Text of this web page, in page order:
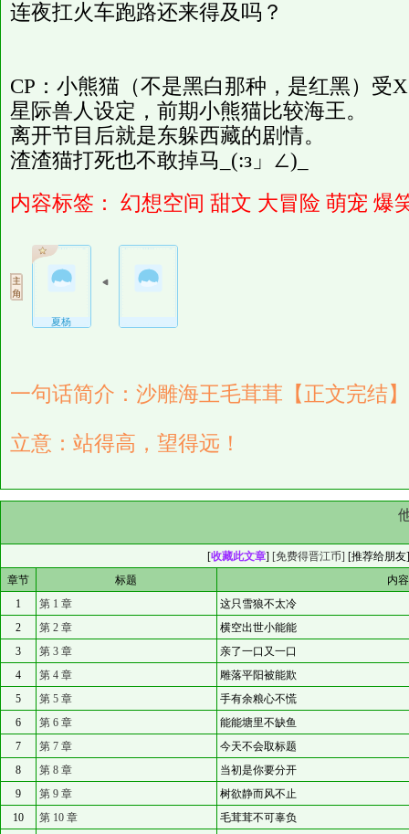
连夜扛火车跑路还来得及吗？
CP：小熊猫（不是黑白那种，是红黑）受
星际兽人设定，前期小熊猫比较海王。
离开节目后就是东躲西藏的剧情。
渣渣猫打死也不敢掉马_(:з」∠)_
内容标签：
幻想空间 甜文 大冒险 萌宠 爆
夏杨
一句话简介：沙雕海王毛茸茸【正文完结】
立意：站得高，望得远！
[收藏此文章] [免费得晋江币] [推荐给朋友
章节
标题
内
1
第 1 章
这只雪狼不太冷
2
第 2 章
横空出世小能能
3
第 3 章
亲了一口又一口
4
第 4 章
雕落平阳被能欺
5
第 5 章
手有余粮心不慌
6
第 6 章
能能塘里不缺鱼
7
第 7 章
今天不会取标题
8
第 8 章
当初是你要分开
9
第 9 章
树欲静而风不止
10
第 10 章
毛茸茸不可辜负